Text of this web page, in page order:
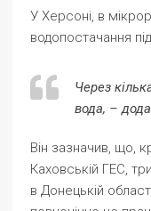
У Херсоні, в
водопостачання
Через
вода, –
Він зазначив, що,
Каховській ГЕС,
в Донецькій